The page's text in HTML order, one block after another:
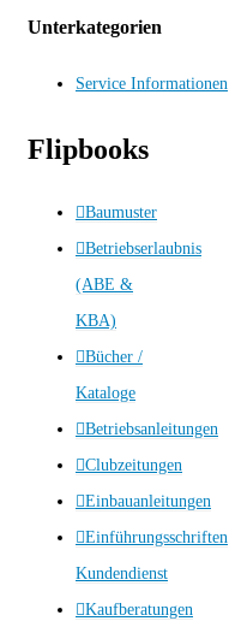
Unterkategorien
Service Informationen
Flipbooks
Baumuster
Betriebserlaubnis
(ABE &
KBA)
Bücher /
Kataloge
Betriebsanleitungen
Clubzeitungen
Einbauanleitungen
Einführungsschriften
Kundendienst
Kaufberatungen